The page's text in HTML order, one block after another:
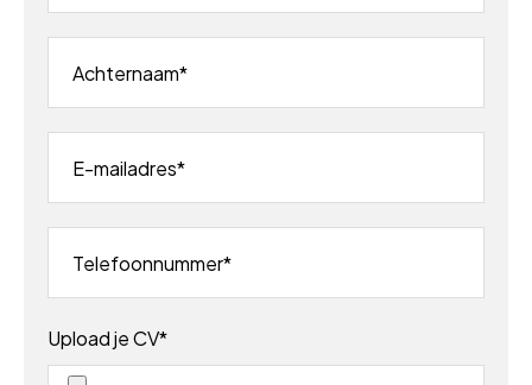
Achternaam
E-mailadres
Telefoonnummer
Upload je CV